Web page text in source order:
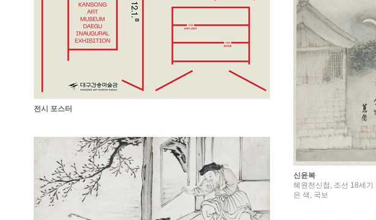
전시 포스터
신윤복
혜원전신첩, 조선 18세기 말~19세기 초, 33.2×38.5cm (표지), 종이에 엷
은 색, 국보